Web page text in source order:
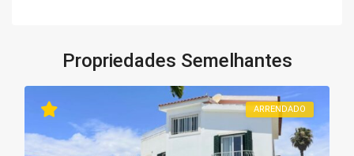
Propriedades Semelhantes
ARRENDADO